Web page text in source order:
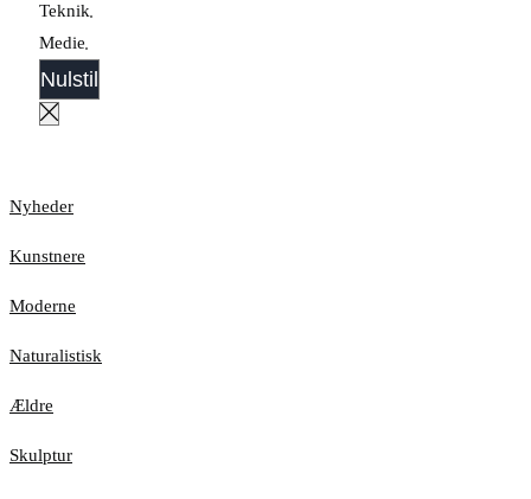
Teknik
Medie
Nulstil
Nyheder
Kunstnere
Moderne
Naturalistisk
Ældre
Skulptur